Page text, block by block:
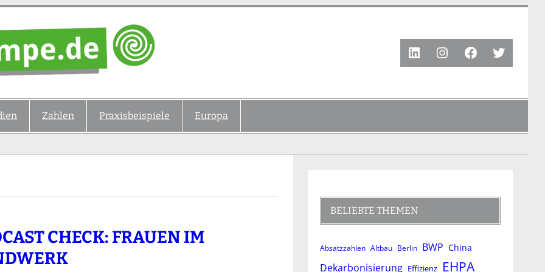
LinkedInInstagram
Facebook
Twitter
Zahlen Praxisbeispiele Europa
CHECK: FRAUEN IM
BELIEBTE THEMEN
Absatzzahlen Altbau Berlin BWP China
Dekarbonisierung Effizienz EHPA